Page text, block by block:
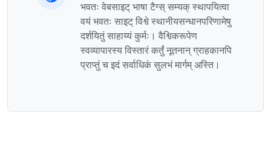
भवतः वेबसाइट् भाषा टैग्स् सम्यक् स्थापयित्वा
वयं भवतः साइट् विश्वे स्थानीयसन्धानपरिणामेषु
दर्शयितुं साहाय्यं कुर्मः। वैश्विकरूपेण
स्वव्यापारस्य विस्तारं कर्तुं नूतनान् ग्राहकानपि
प्राप्तुं च इदं सर्वाधिकं सुलभं मार्गम् अस्ति।